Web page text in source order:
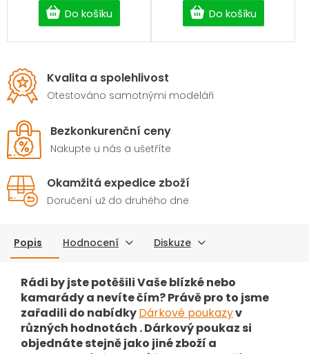
Do košíku Do košíku
Kvalita a spolehlivost
Otestováno samotnými modeláři
Bezkonkurenční ceny
Nakupte u nás a ušetříte
Okamžitá expedice zboží
Doručení už do druhého dne
Popis Hodnocení Diskuze
Rádi by jste potěšili Vaše blízké nebo
kamarády a nevíte čím? Právě pro to jsme
zařadili do nabídkyDárkové poukazyv
různých hodnotách . Dárkový poukaz si
objednáte stejně jako jiné zboží a